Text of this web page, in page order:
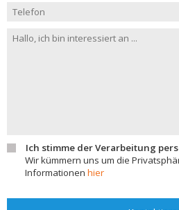
Ich stimme der Verarbeitung
Wir kümmern uns um die
Informationen hier